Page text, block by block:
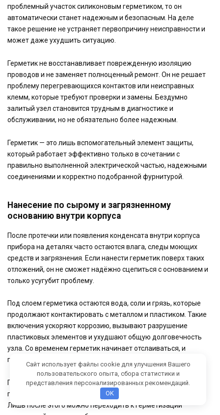
проблемный участок силиконовым герметиком, то он
автоматически станет надежным и безопасным. На деле
такое решение не устраняет первопричину неисправности и
может даже ухудшить ситуацию.
Герметик не восстанавливает поврежденную изоляцию
проводов и не заменяет полноценный ремонт. Он не решает
проблему перегревающихся контактов или неисправных
клемм, которые требуют проверки и замены. Бездумно
залитый узел становится трудным в диагностике и
обслуживании, но не обязательно более надежным.
Герметик — это лишь вспомогательный элемент защиты,
который работает эффективно только в сочетании с
правильно выполненной электрической частью, надежными
соединениями и корректно подобранной фурнитурой.
Нанесение по сырому и загрязненному
основанию внутри корпуса
После протечки или появления конденсата внутри корпуса
прибора на деталях часто остаются влага, следы моющих
средств и загрязнения. Если нанести герметик поверх таких
отложений, он не сможет надёжно сцепиться с основанием и
только усугубит проблему.
Под слоем герметика остаются вода, соли и грязь, которые
продолжают контактировать с металлом и пластиком. Такие
включения ускоряют коррозию, вызывают разрушение
пластиковых элементов и ухудшают общую долговечность
узла. Со временем герметик начинает отслаиваться, и
проблема протечки или запотевания возвращается.
Правильный подход включает устранение первопричины
попадания влаги, полную сушку и тщательную очистку зоны.
Лишь после этого можно переходить к герметизации
Сайт использует файлы cookie для улучшения Вашего
пользовательского опыта, сбора статистики и
представления персонализированных рекомендаций.
OK